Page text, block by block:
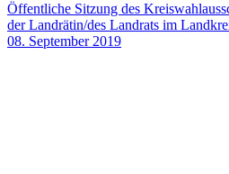
Öffentliche Sitzung des
der Landrätin/des Landrats im
08. September 2019